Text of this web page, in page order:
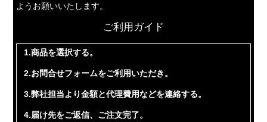
ようお願いいたします。
ご利用ガイド
1.商品を選択する。
2.お問合せフォームをご利用いただき。
3.弊社担当より金額と代理費用などを連絡する。
4.届け先をご返信、ご注文完了。